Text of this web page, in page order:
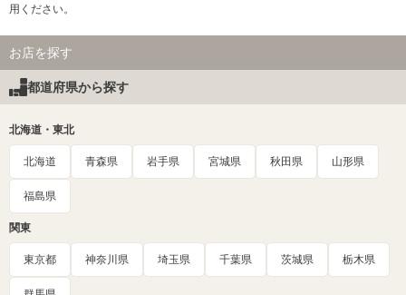
用ください。
お店を探す
都道府県から探す
北海道・東北
北海道 青森県 岩手県 宮城県 秋田県 山形県
福島県
関東
東京都 神奈川県 埼玉県 千葉県 茨城県 栃木県